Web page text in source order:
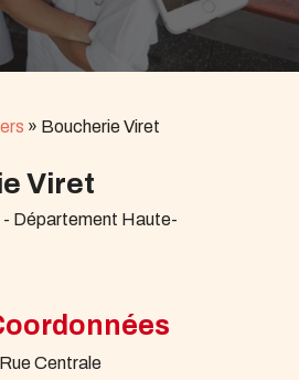
» Boucherie Viret
Viret
Département Haute-
Centrale